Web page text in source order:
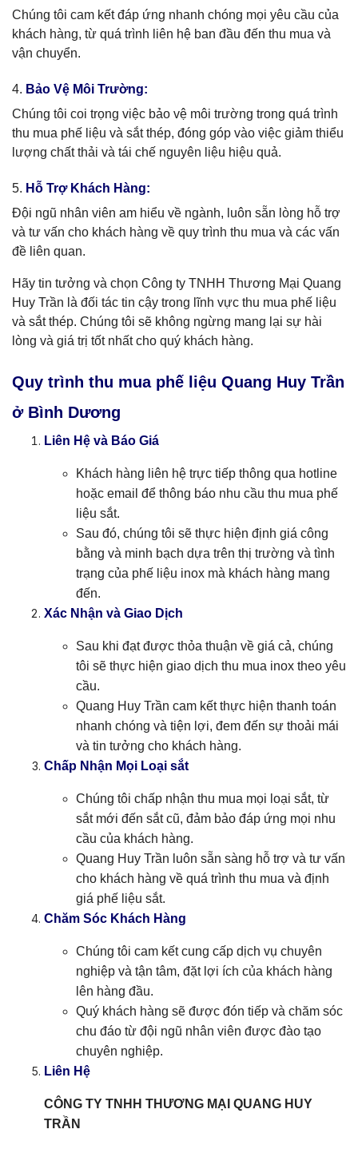
Chúng tôi cam kết đáp ứng nhanh chóng mọi yêu cầu của
khách hàng, từ quá trình liên hệ ban đầu đến thu mua và
vận chuyển.
4. Bảo Vệ Môi Trường:
Chúng tôi coi trọng việc bảo vệ môi trường trong quá trình
thu mua phế liệu và sắt thép, đóng góp vào việc giảm thiểu
lượng chất thải và tái chế nguyên liệu hiệu quả.
5. Hỗ Trợ Khách Hàng:
Đội ngũ nhân viên am hiểu về ngành, luôn sẵn lòng hỗ trợ
và tư vấn cho khách hàng về quy trình thu mua và các vấn
đề liên quan.
Hãy tin tưởng và chọn Công ty TNHH Thương Mại Quang
Huy Trần là đối tác tin cậy trong lĩnh vực thu mua phế liệu
và sắt thép. Chúng tôi sẽ không ngừng mang lại sự hài
lòng và giá trị tốt nhất cho quý khách hàng.
Quy trình thu mua phế liệu Quang Huy Trần
ở Bình Dương
Liên Hệ và Báo Giá
Khách hàng liên hệ trực tiếp thông qua hotline
hoặc email để thông báo nhu cầu thu mua phế
liệu sắt.
Sau đó, chúng tôi sẽ thực hiện định giá công
bằng và minh bạch dựa trên thị trường và tình
trạng của phế liệu inox mà khách hàng mang
đến.
Xác Nhận và Giao Dịch
Sau khi đạt được thỏa thuận về giá cả, chúng
tôi sẽ thực hiện giao dịch thu mua inox theo yêu
cầu.
Quang Huy Trần cam kết thực hiện thanh toán
nhanh chóng và tiện lợi, đem đến sự thoải mái
và tin tưởng cho khách hàng.
Chấp Nhận Mọi Loại sắt
Chúng tôi chấp nhận thu mua mọi loại sắt, từ
sắt mới đến sắt cũ, đảm bảo đáp ứng mọi nhu
cầu của khách hàng.
Quang Huy Trần luôn sẵn sàng hỗ trợ và tư vấn
cho khách hàng về quá trình thu mua và định
giá phế liệu sắt.
Chăm Sóc Khách Hàng
Chúng tôi cam kết cung cấp dịch vụ chuyên
nghiệp và tận tâm, đặt lợi ích của khách hàng
lên hàng đầu.
Quý khách hàng sẽ được đón tiếp và chăm sóc
chu đáo từ đội ngũ nhân viên được đào tạo
chuyên nghiệp.
Liên Hệ
CÔNG TY TNHH THƯƠNG MẠI QUANG HUY
TRẦN